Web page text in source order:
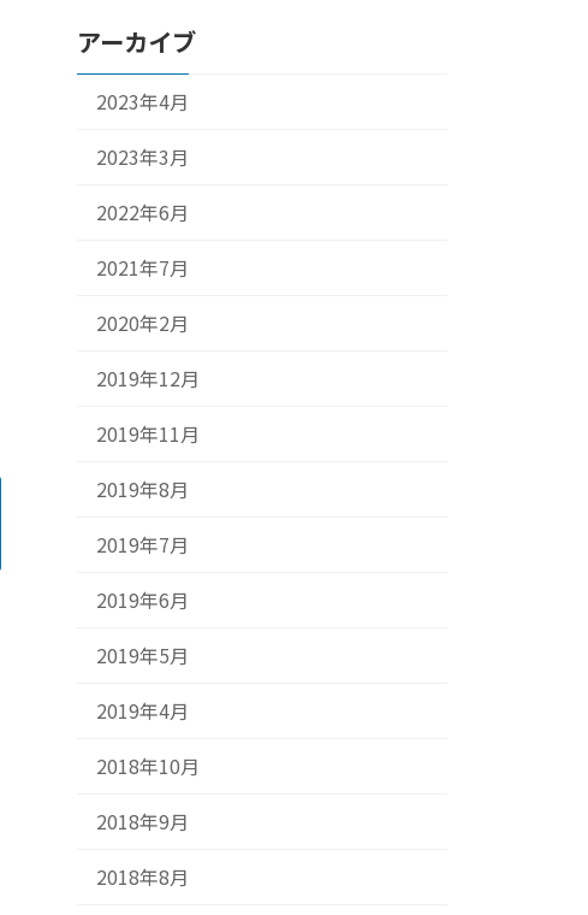
アーカイブ
2023年4月
2023年3月
2022年6月
2021年7月
2020年2月
2019年12月
2019年11月
2019年8月
2019年7月
2019年6月
2019年5月
2019年4月
2018年10月
2018年9月
2018年8月